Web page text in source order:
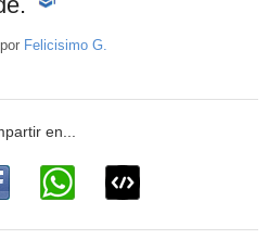
educativo
Felicisimo G.